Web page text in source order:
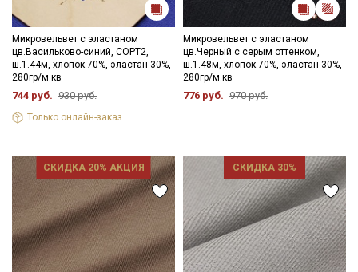
Микровельвет с эластаном
цв.Васильково-синий, СОРТ2,
ш.1.44м, хлопок-70%, эластан-30%,
280гр/м.кв
744 руб. 930 руб.
Только онлайн-заказ
Микровельвет с эластаном
цв.Черный с серым оттенком,
ш.1.48м, хлопок-70%, эластан-30%,
280гр/м.кв
776 руб. 970 руб.
СКИДКА 20% АКЦИЯ СКИДКА 30%
промокоды и скидки до 30% на узкие
категории тканей
Электронная почта